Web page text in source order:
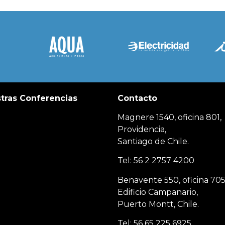
Conferencias Contacto
Magnere 1540, oficina 801,
Providencia,
Santiago de Chile.
Tel: 56 2 2757 4200
Benavente 550, oficina
Edificio Campanario,
Puerto Montt, Chile.